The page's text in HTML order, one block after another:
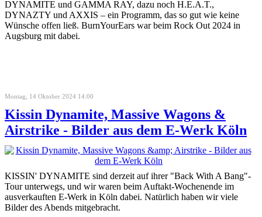
DYNAMITE und GAMMA RAY, dazu noch H.E.A.T.,
DYNAZTY und AXXIS – ein Programm, das so gut wie keine
Wünsche offen ließ. BurnYourEars war beim Rock Out 2024 in
Augsburg mit dabei.
Montag, 14 Oktober 2024 14:00
Kissin Dynamite, Massive Wagons &
Airstrike - Bilder aus dem E-Werk Köln
KISSIN' DYNAMITE sind derzeit auf ihrer "Back With A Bang"-
Tour unterwegs, und wir waren beim Auftakt-Wochenende im
ausverkauften E-Werk in Köln dabei. Natürlich haben wir viele
Bilder des Abends mitgebracht.